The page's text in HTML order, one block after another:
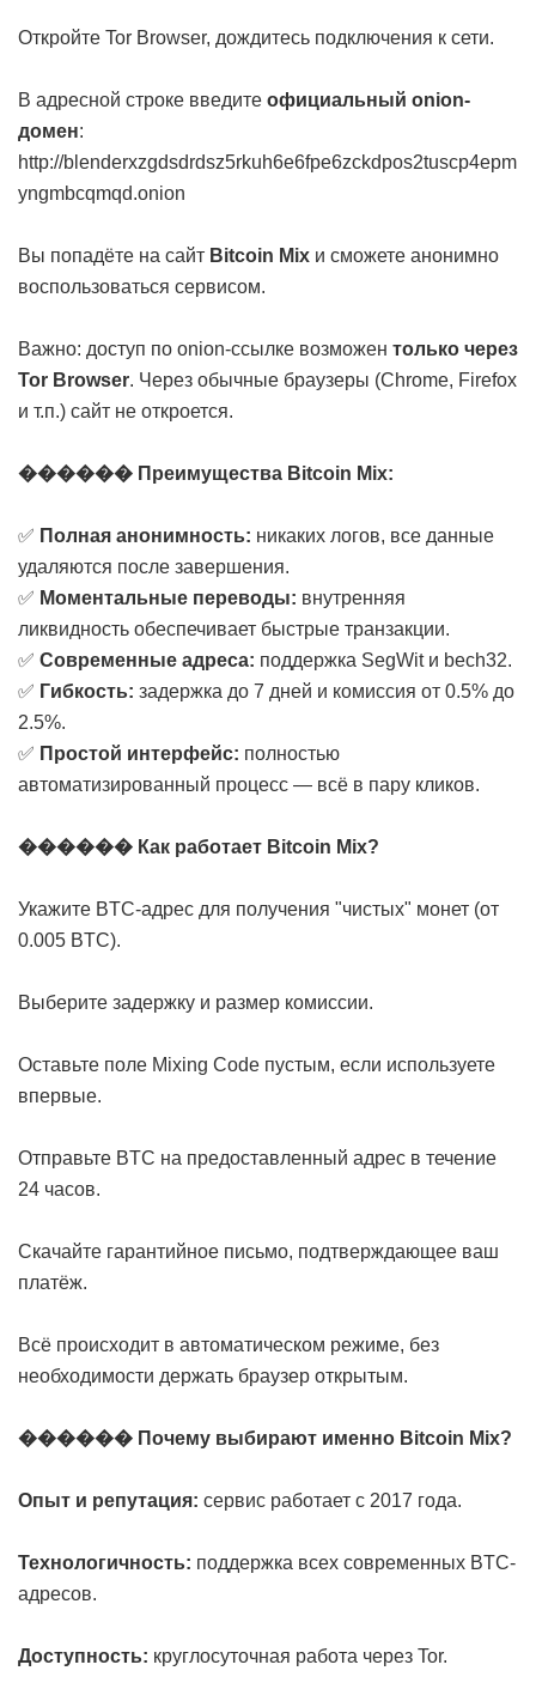
Откройте Tor Browser, дождитесь подключения к сети.
В адресной строке введите официальный onion-
домен:
http://blenderxzgdsdrdsz5rkuh6e6fpe6zckdpos2tuscp4epm
yngmbcqmqd.onion
Вы попадёте на сайт Bitcoin Mix и сможете анонимно
воспользоваться сервисом.
Важно: доступ по onion-ссылке возможен только через
Tor Browser. Через обычные браузеры (Chrome, Firefox
и т.п.) сайт не откроется.
������ Преимущества Bitcoin Mix:
✅ Полная анонимность: никаких логов, все данные
удаляются после завершения.
✅ Моментальные переводы: внутренняя
ликвидность обеспечивает быстрые транзакции.
✅ Современные адреса: поддержка SegWit и bech32.
✅ Гибкость: задержка до 7 дней и комиссия от 0.5% до
2.5%.
✅ Простой интерфейс: полностью
автоматизированный процесс — всё в пару кликов.
������ Как работает Bitcoin Mix?
Укажите BTC-адрес для получения "чистых" монет (от
0.005 BTC).
Выберите задержку и размер комиссии.
Оставьте поле Mixing Code пустым, если используете
впервые.
Отправьте BTC на предоставленный адрес в течение
24 часов.
Скачайте гарантийное письмо, подтверждающее ваш
платёж.
Всё происходит в автоматическом режиме, без
необходимости держать браузер открытым.
������ Почему выбирают именно Bitcoin Mix?
Опыт и репутация: сервис работает с 2017 года.
Технологичность: поддержка всех современных BTC-
адресов.
Доступность: круглосуточная работа через Tor.